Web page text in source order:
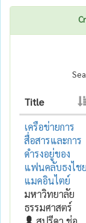
Title
เครือข่ายการ
สื่อสารและการ
ดำรงอยู่ของ
แฟนคลับธงไชย
แมคอินไตย์
มหาวิทยาลัย
ธรรมศาสตร์